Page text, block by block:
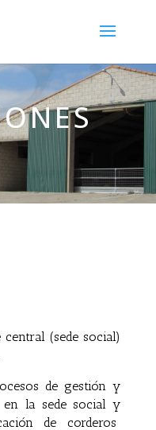
(sede social)
de gestión y
en la sede social y
de corderos